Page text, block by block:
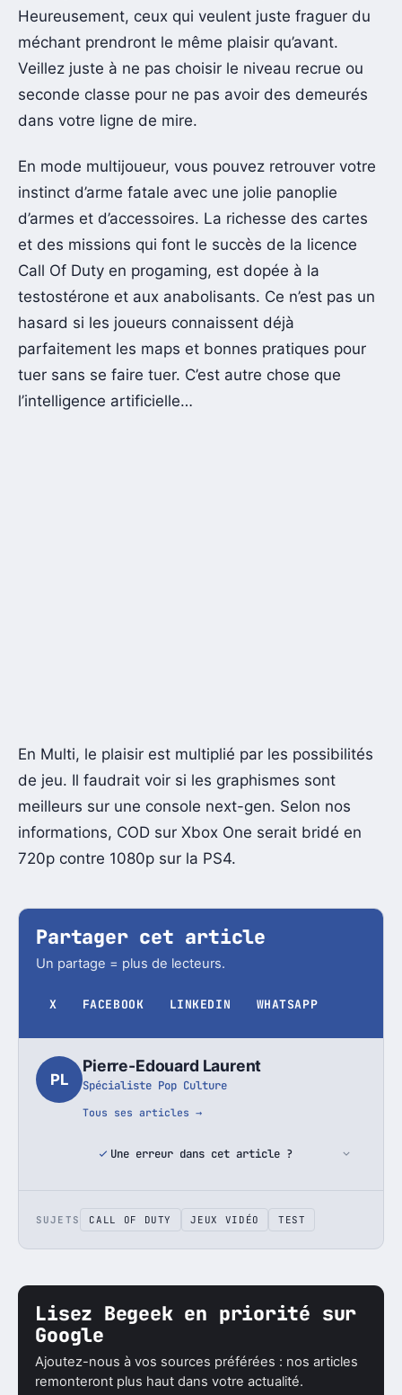
Heureusement, ceux qui veulent juste fraguer du
méchant prendront le même plaisir qu’avant.
Veillez juste à ne pas choisir le niveau recrue ou
seconde classe pour ne pas avoir des demeurés
dans votre ligne de mire.
En mode multijoueur, vous pouvez retrouver votre
instinct d’arme fatale avec une jolie panoplie
d’armes et d’accessoires. La richesse des cartes
et des missions qui font le succès de la licence
Call Of Duty en progaming, est dopée à la
testostérone et aux anabolisants. Ce n’est pas un
hasard si les joueurs connaissent déjà
parfaitement les maps et bonnes pratiques pour
tuer sans se faire tuer. C’est autre chose que
l’intelligence artificielle…
En Multi, le plaisir est multiplié par les possibilités
de jeu. Il faudrait voir si les graphismes sont
meilleurs sur une console next-gen. Selon nos
informations, COD sur Xbox One serait bridé en
720p contre 1080p sur la PS4.
Partager cet article
Un partage = plus de lecteurs.
X FACEBOOK LINKEDIN WHATSAPP
PL
Pierre-Edouard Laurent
Spécialiste Pop Culture
Tous ses articles →
Une erreur dans cet article ?
SUJETS CALL OF DUTY JEUX VIDÉO TEST
Lisez Begeek en priorité sur
Google
Ajoutez-nous à vos sources préférées : nos articles
remonteront plus haut dans votre actualité.